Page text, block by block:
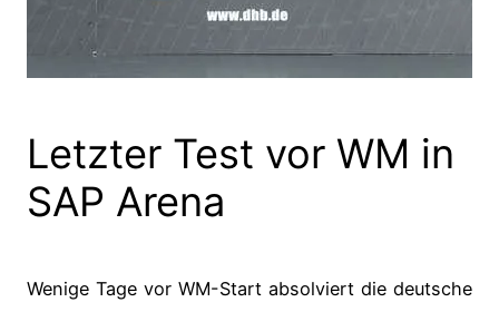
Letzter Test vor WM in
SAP Arena
Wenige Tage vor WM-Start absolviert die deutsche